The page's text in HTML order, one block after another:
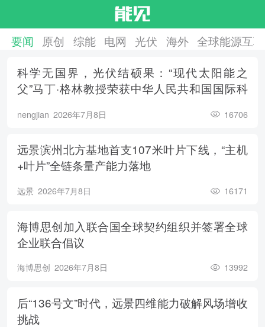
要闻 原创 综能 电网 光伏 海外 全球能源互
科学无国界，光伏结硕果：“现代太阳能之
父”马丁·格林教授荣获中华人民共和国国际科
nengjian 2026年7月8日 16706
远景滨州北方基地首支107米叶片下线，“主机
+叶片”全链条量产能力落地
远景 2026年7月8日 16171
海博思创加入联合国全球契约组织并签署全球
企业联合倡议
海博思创 2026年7月8日 13992
后“136号文”时代，远景四维能力破解风场增收
挑战